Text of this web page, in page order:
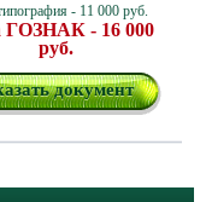
- 11 000 руб.
ГОЗНАК - 16 000
руб.
документ